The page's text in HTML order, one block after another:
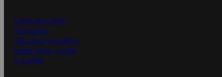
Ensitilaajan ohjeet
Näin maksat
Näin tilaat ja muokkaat
Kaikki ohjeet ja vinkit
In English